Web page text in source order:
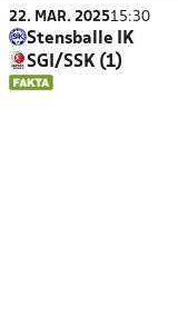
22. MAR. 202515:30
Stensballe IK
SGI/SSK (1)